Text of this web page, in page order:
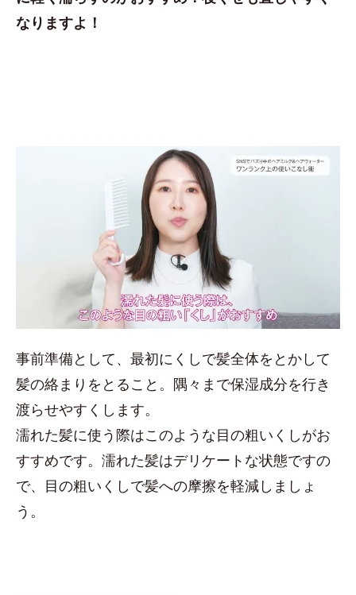
なりますよ！
事前準備として、最初にくしで髪全体をとかして
髪の絡まりをとること。隅々まで保湿成分を行き
渡らせやすくします。
濡れた髪に使う際はこのような目の粗いくしがお
すすめです。濡れた髪はデリケートな状態ですの
で、目の粗いくしで髪への摩擦を軽減しましょ
う。